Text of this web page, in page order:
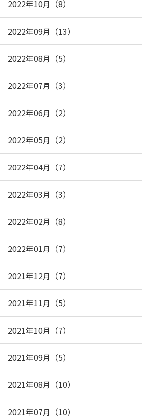
2022年10月（8）
2022年09月（13）
2022年08月（5）
2022年07月（3）
2022年06月（2）
2022年05月（2）
2022年04月（7）
2022年03月（3）
2022年02月（8）
2022年01月（7）
2021年12月（7）
2021年11月（5）
2021年10月（7）
2021年09月（5）
2021年08月（10）
2021年07月（10）